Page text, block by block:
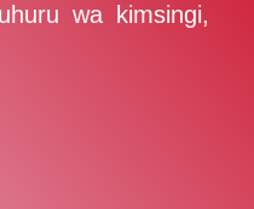
wa kimsingi,